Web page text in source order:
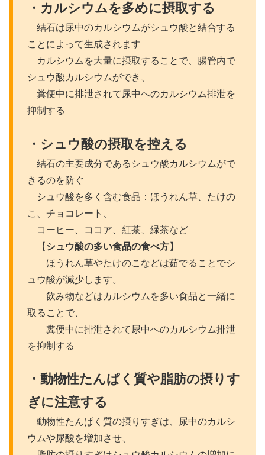
・カルシウムを多めに摂取する
結石は尿中のカルシウムがシュウ酸と結合する
ことによって生成されます
カルシウムを大量に摂取することで、腸管内で
シュウ酸カルシウムができ、
糞便中に排泄されて尿中へのカルシウム排泄を
抑制する
・シュウ酸の摂取を控える
結石の主要成分であるシュウ酸カルシウムがで
きるのを防ぐ
シュウ酸を多く含む食品：ほうれん草、たけの
こ、チョコレート、
コーヒー、ココア、紅茶、緑茶など
【 シュウ酸の多い食品の食べ方】
ほうれん草やたけのこなどは茹でることでシ
ュウ酸が減少します。
飲み物などはカルシウムを多い食品と一緒に
取ることで、
糞便中に排泄されて尿中へのカルシウム排泄
を抑制する
・動物性たんぱく質や脂肪の摂りす
ぎに注意する
動物性たんぱく質の摂りすぎは、尿中のカルシ
ウムや尿酸を増加させ、